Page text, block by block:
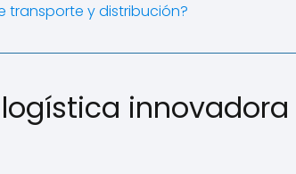
transporte y distribución?